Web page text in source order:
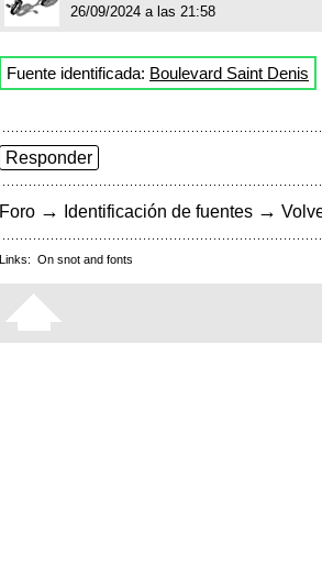
26/09/2024 a las 21:58
Fuente identificada: Boulevard Saint Denis
Responder
Foro → Identificación de fuentes →
Links: On snot and fonts